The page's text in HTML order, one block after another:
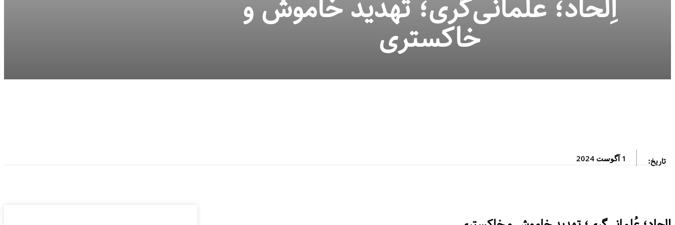
اِلحاد؛ عُلمانی‌گری؛ تهدید خاموش و
خاکستری
تاریخ: 1 آگوست 2024